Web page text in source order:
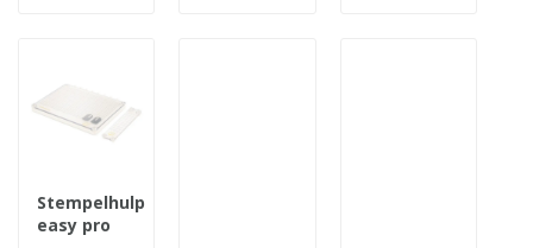
Stempelhulp
easy pro